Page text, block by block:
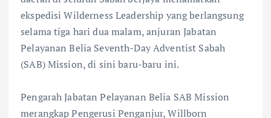
b
o
o
k
s
A
p
p
e
ekspedisi Wilderness Leadership yang berlangsung
selama tiga hari dua malam, anjuran Jabatan
Pelayanan Belia Seventh-Day Adventist Sabah
(SAB) Mission, di sini baru-baru ini.
Pengarah Jabatan Pelayanan Belia SAB Mission
merangkap Pengerusi Penganjur, Willborn